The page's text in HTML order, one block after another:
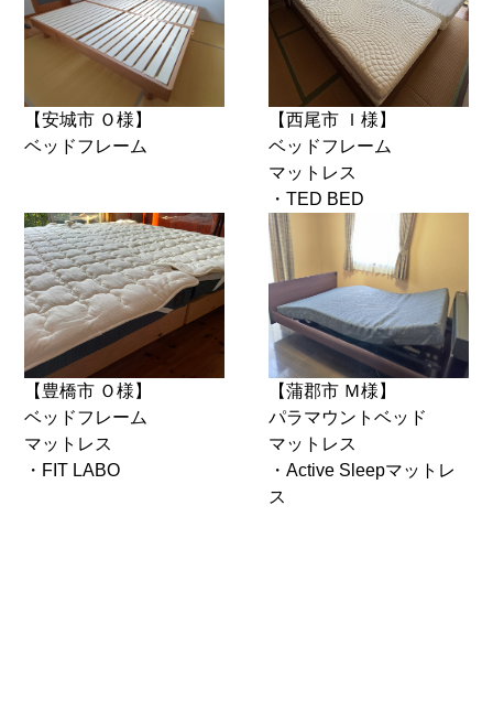
【安城市 Ｏ様】
ベッドフレーム
【西尾市 Ｉ様】
ベッドフレーム
マットレス
・TED BED
【豊橋市 Ｏ様】
ベッドフレーム
マットレス
・FIT LABO
【蒲郡市 Ｍ様】
パラマウントベッド
マットレス
・Active Sleepマットレ
ス